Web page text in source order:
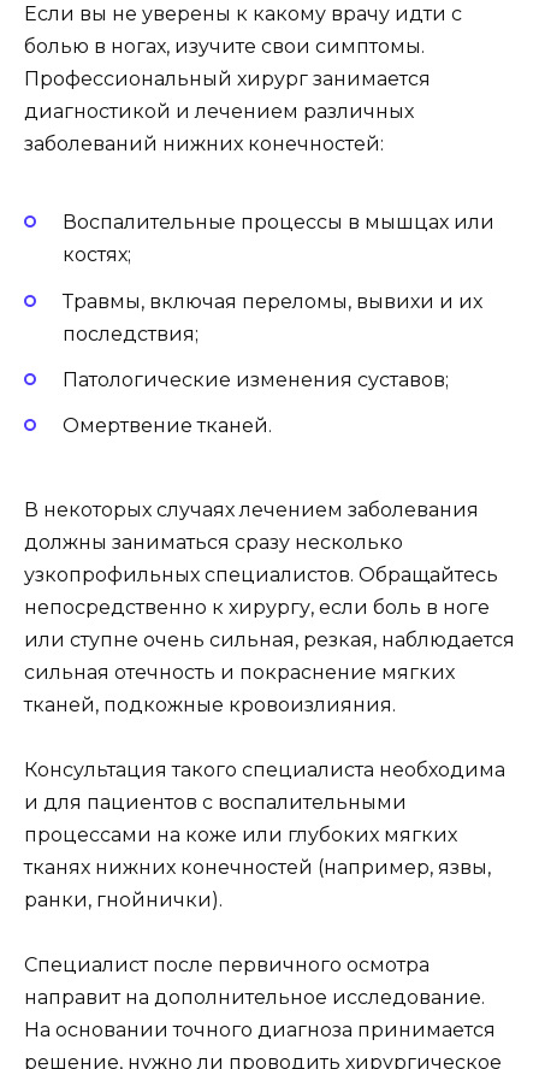
Если вы не уверены к какому врачу идти с
болью в ногах, изучите свои симптомы.
Профессиональный хирург занимается
диагностикой и лечением различных
заболеваний нижних конечностей:
Воспалительные процессы в мышцах или
костях;
Травмы, включая переломы, вывихи и их
последствия;
Патологические изменения суставов;
Омертвение тканей.
В некоторых случаях лечением заболевания
должны заниматься сразу несколько
узкопрофильных специалистов. Обращайтесь
непосредственно к хирургу, если боль в ноге
или ступне очень сильная, резкая, наблюдается
сильная отечность и покраснение мягких
тканей, подкожные кровоизлияния.
Консультация такого специалиста необходима
и для пациентов с воспалительными
процессами на коже или глубоких мягких
тканях нижних конечностей (например, язвы,
ранки, гнойнички).
Специалист после первичного осмотра
направит на дополнительное исследование.
На основании точного диагноза принимается
решение, нужно ли проводить хирургическое